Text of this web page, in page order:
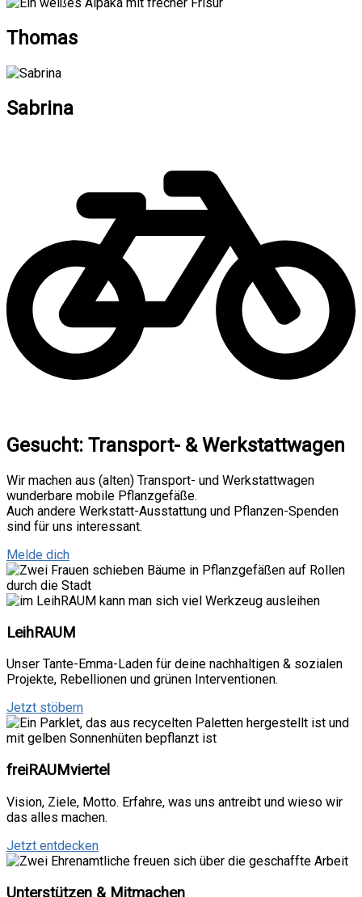
Thomas
Sabrina
Gesucht: Transport- & Werkstattwagen
Wir machen aus (alten) Transport- und Werkstattwagen
wunderbare mobile Pflanzgefäße.
Auch andere Werkstatt-Ausstattung und Pflanzen-Spenden
sind für uns interessant.
Melde dich
LeihRAUM
Unser Tante-Emma-Laden für deine nachhaltigen & sozialen
Projekte, Rebellionen und grünen Interventionen.
Jetzt stöbern
freiRAUMviertel
Vision, Ziele, Motto. Erfahre, was uns antreibt und wieso wir
das alles machen.
Jetzt entdecken
Unterstützen & Mitmachen